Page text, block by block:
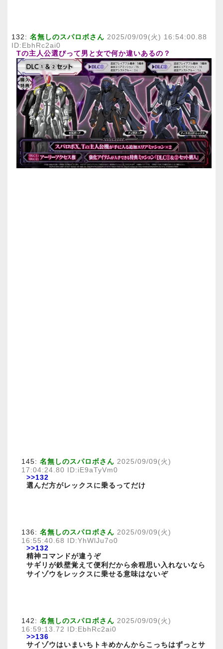
132: 名無しのスパロボさん 2025/09/09(火) 16:54:00.88
ID:EbhRc2ai0
Tの主人公選びって男と女で何か違いあるの？
145: 名無しのスパロボさん 2025/09/09(火)
17:04:24.80 ID:iE9aTyVm0
>>132
選んだ方がレックスに乗るってだけ
136: 名無しのスパロボさん 2025/09/09(火)
16:55:40.68 ID:YhWlJu7o0
>>132
精神コマンドが違うぞ
サギリが鉄壁覚えて便利だから余程思い入れないなら
サイゾウをレックスに乗せる意味はないぞ
142: 名無しのスパロボさん 2025/09/09(火)
16:59:13.72 ID:EbhRc2ai0
>>136
サイゾウはいまいちトキめかんからこっちはずっとサ